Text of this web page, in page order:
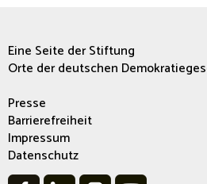
Eine Seite der Stiftung
Orte der deutschen
Presse
Barrierefreiheit
Impressum
Datenschutz